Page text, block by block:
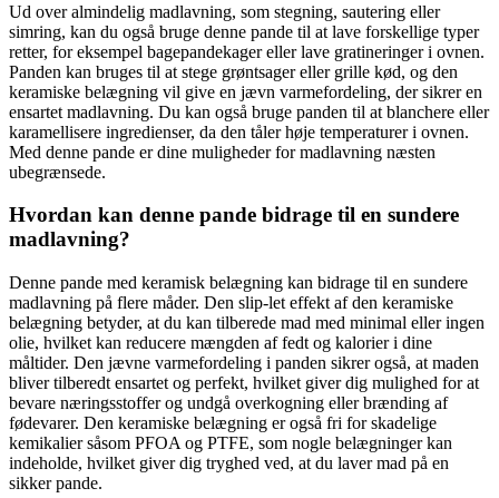
Ud over almindelig madlavning, som stegning, sautering eller
simring, kan du også bruge denne pande til at lave forskellige typer
retter, for eksempel bagepandekager eller lave gratineringer i ovnen.
Panden kan bruges til at stege grøntsager eller grille kød, og den
keramiske belægning vil give en jævn varmefordeling, der sikrer en
ensartet madlavning. Du kan også bruge panden til at blanchere eller
karamellisere ingredienser, da den tåler høje temperaturer i ovnen.
Med denne pande er dine muligheder for madlavning næsten
ubegrænsede.
Hvordan kan denne pande bidrage til en sundere
madlavning?
Denne pande med keramisk belægning kan bidrage til en sundere
madlavning på flere måder. Den slip-let effekt af den keramiske
belægning betyder, at du kan tilberede mad med minimal eller ingen
olie, hvilket kan reducere mængden af ​​fedt og kalorier i dine
måltider. Den jævne varmefordeling i panden sikrer også, at maden
bliver tilberedt ensartet og perfekt, hvilket giver dig mulighed for at
bevare næringsstoffer og undgå overkogning eller brænding af
fødevarer. Den keramiske belægning er også fri for skadelige
kemikalier såsom PFOA og PTFE, som nogle belægninger kan
indeholde, hvilket giver dig tryghed ved, at du laver mad på en
sikker pande.